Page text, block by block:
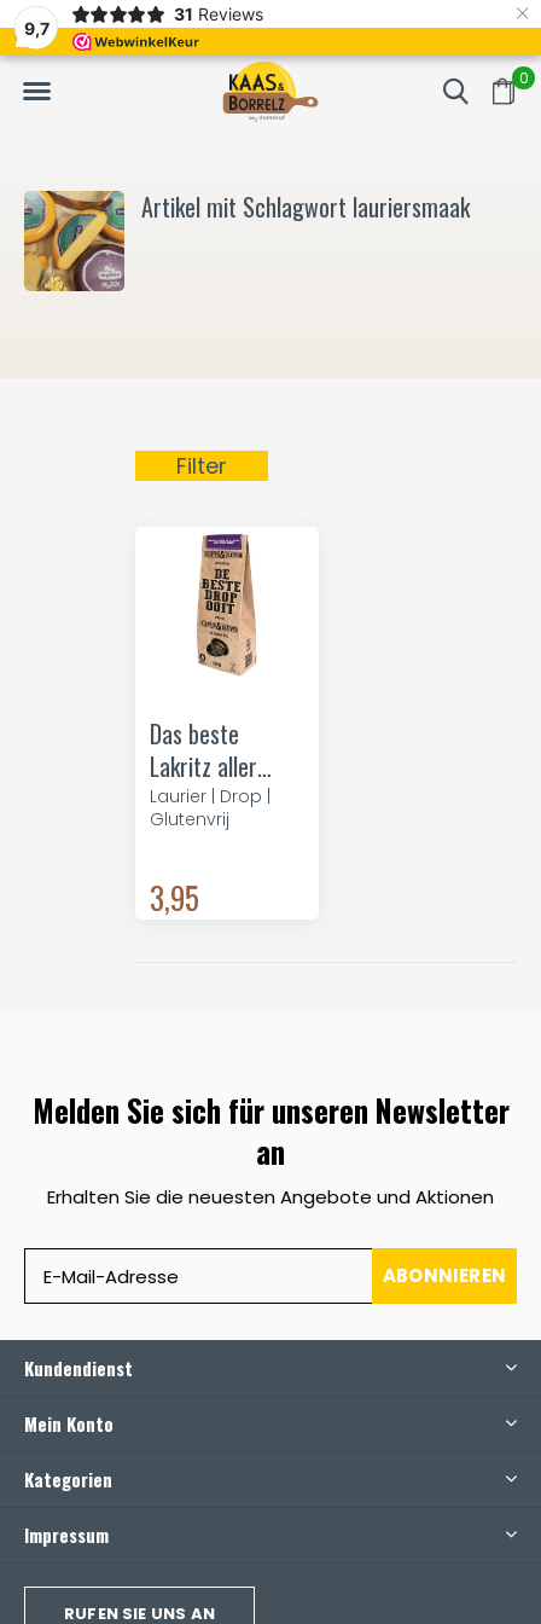
9,7
31 Reviews ×
0
Frisch geschnitten und vakuumverpackt. Meistens Lieferung
Artikel mit Schlagwort lauriersmaak
Filter
Das beste
Lakritz aller
Zeiten – Kaffee
Laurier | Drop |
Glutenvrij
3,95
Melden Sie sich für unseren Newsletter
an
Erhalten Sie die neuesten Angebote und Aktionen
ABONNIEREN
Kundendienst
Mein Konto
Kategorien
Impressum
RUFEN SIE UNS AN